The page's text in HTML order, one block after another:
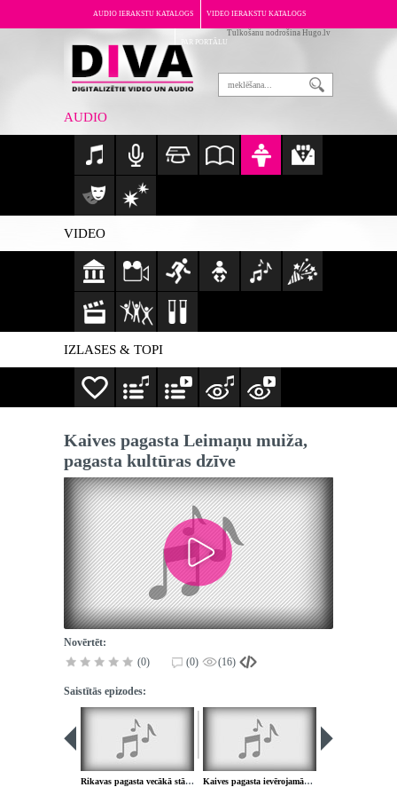
AUDIO IERAKSTU KATALOGS VIDEO IERAKSTU KATALOGS
PAR PORTĀLU
Tulkošanu nodrošina Hugo.lv
AUDIO
VIDEO
IZLASES & TOPI
Kaives pagasta Leimaņu muiža,
pagasta kultūras dzīve
Novērtēt:
(0)
(0) (16)
Saistītās epizodes:
Rikavas pagasta vecākā stāsta par sevi Kaives pagasta ievērojamākie cilvēki - Jānis Olte u. c.